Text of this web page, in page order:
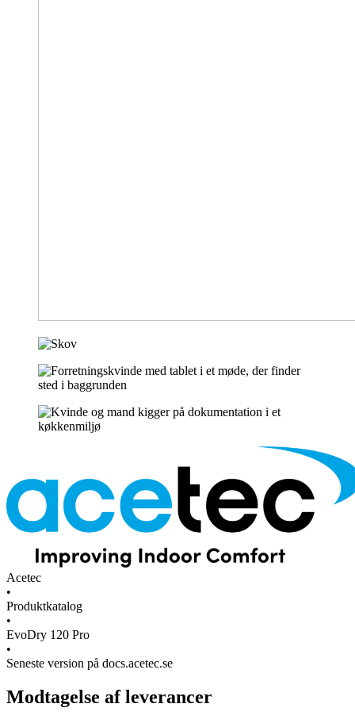
Acetec
•
Produktkatalog
•
EvoDry 120 Pro
•
Seneste version på docs.acetec.se
Modtagelse af leverancer